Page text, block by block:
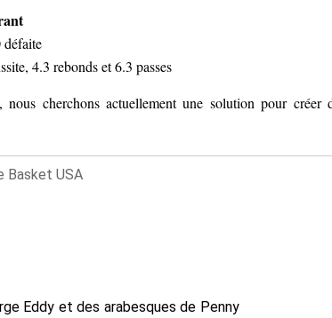
4.3 rebonds et 6.3 passes
cherchons actuellement une solution pour créer
Basket USA
Eddy et des arabesques de Penny